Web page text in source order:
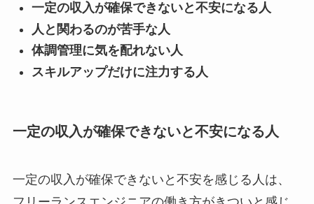
一定の収入が確保できないと不安になる人
人と関わるのが苦手な人
体調管理に気を配れない人
スキルアップだけに注力する人
一定の収入が確保できないと不安になる人
一定の収入が確保できないと不安を感じる人は、